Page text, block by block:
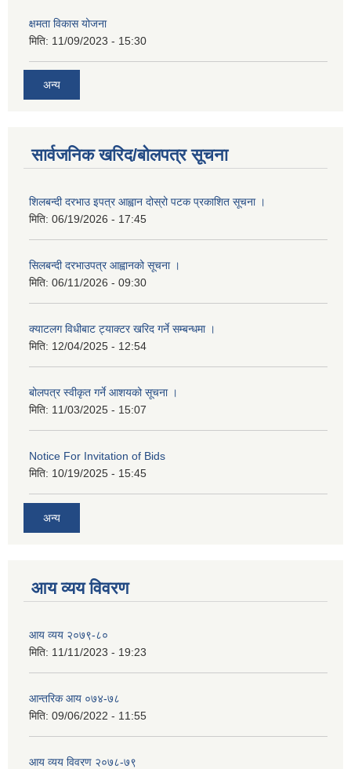
क्षमता विकास योजना
मिति: 11/09/2023 - 15:30
अन्य
सार्वजनिक खरिद/बोलपत्र सूचना
शिलबन्दी दरभाउ इपत्र आह्वान दोस्रो पटक प्रकाशित सूचना ।
मिति: 06/19/2026 - 17:45
सिलबन्दी दरभाउपत्र आह्वानको सूचना ।
मिति: 06/11/2026 - 09:30
क्याटलग विधीबाट ट्याक्टर खरिद गर्ने सम्बन्धमा ।
मिति: 12/04/2025 - 12:54
बोलपत्र स्वीकृत गर्ने आशयको सूचना ।
मिति: 11/03/2025 - 15:07
Notice For Invitation of Bids
मिति: 10/19/2025 - 15:45
अन्य
आय व्यय विवरण
आय व्यय २०७९-८०
मिति: 11/11/2023 - 19:23
आन्तरिक आय ०७४-७८
मिति: 09/06/2022 - 11:55
आय व्यय विवरण २०७८-७९